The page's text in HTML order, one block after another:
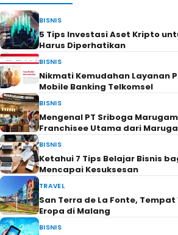
BISNIS
5 Tips Investasi Aset Kripto
Harus Diperhatikan
BISNIS
Nikmati Kemudahan Layanan
Mobile Banking Telkomsel
BISNIS
Mengenal PT Sriboga
Franchisee Utama dari
BISNIS
Ketahui 7 Tips Belajar Bisnis
Mencapai Kesuksesan
TRAVEL
San Terra de La Fonte,
Eropa di Malang
BISNIS